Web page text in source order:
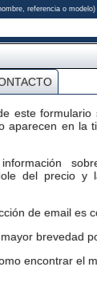
referencia o modelo)
este formulario
aparecen en la
del precio y
de email es
brevedad
encontrar el